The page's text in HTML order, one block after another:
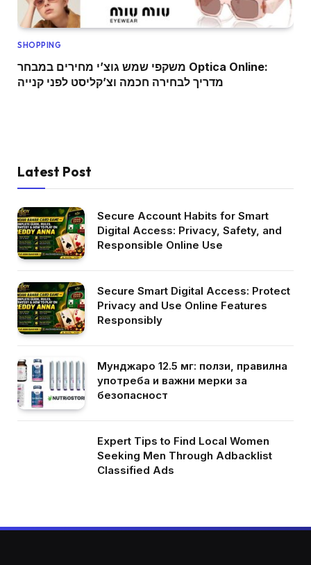
SHOPPING
משקפי שמש גוצ’י מחירים במבחר Optica Online:
מדריך לבחירה חכמה וצ’קליסט לפני קנייה
Latest Post
Secure Account Habits for Smart
Digital Access: Privacy, Safety, and
Responsible Online Use
Secure Smart Digital Access: Protect
Privacy and Use Online Features
Responsibly
Мунджаро 12.5 мг: ползи, правилна
употреба и важни мерки за
безопасност
Expert Tips to Find Local Women
Seeking Men Through Adbacklist
Classified Ads